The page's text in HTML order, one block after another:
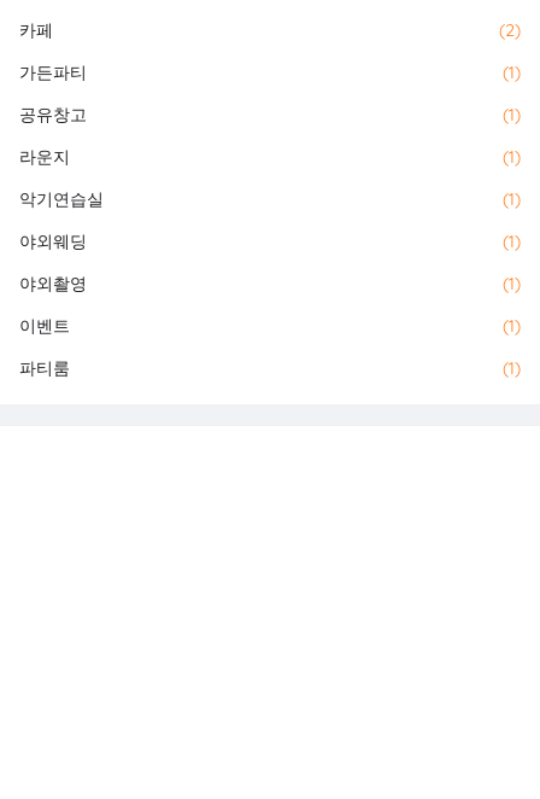
카페
(2)
가든파티
(1)
공유창고
(1)
라운지
(1)
악기연습실
(1)
야외웨딩
(1)
야외촬영
(1)
이벤트
(1)
파티룸
(1)